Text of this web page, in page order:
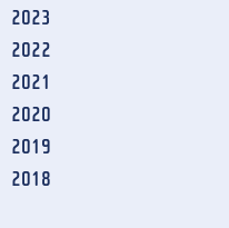
2023
2022
2021
2020
2019
2018